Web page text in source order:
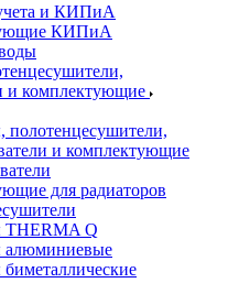
и КИПиА
КИПиА
и комплектующие
полотенцесушители,
и комплектующие
для радиаторов
THERMA Q
алюминиевые